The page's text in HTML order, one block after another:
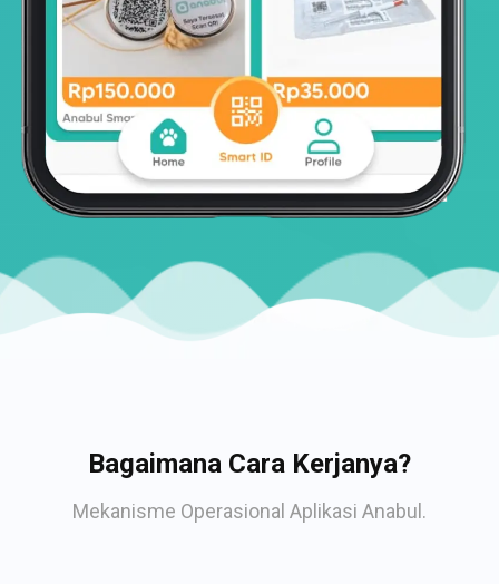
Bagaimana Cara Kerjanya?
Mekanisme Operasional Aplikasi Anabul.